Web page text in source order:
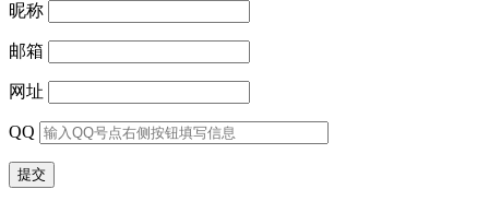
昵称
邮箱
网址
QQ